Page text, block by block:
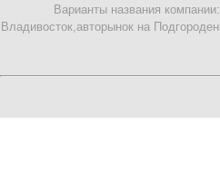
Варианты названия
Владивосток,авторынок на